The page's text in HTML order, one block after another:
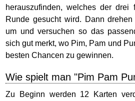
herauszufinden, welches der drei
Runde gesucht wird. Dann
um und versuchen so das
sich gut merkt, wo Pim, Pam und
besten Chancen zu gewinnen.
Wie spielt man "Pim Pam
Zu Beginn werden 12 Karten